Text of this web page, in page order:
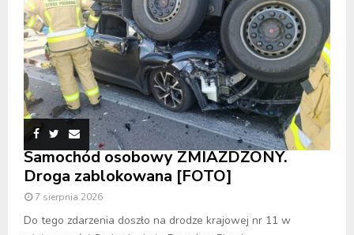
Samochód osobowy ZMIAŻDŻONY.
Droga zablokowana [FOTO]
7 sierpnia 2026
Do tego zdarzenia doszło na drodze krajowej nr 11 w